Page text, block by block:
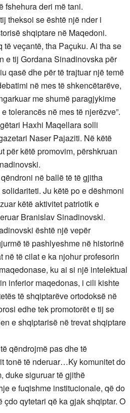
fshehura deri më tani.
theksoi se është një nder i
shqiptare në Maqedoni.
të veçantë, tha Paçuku. Ai tha se
e tij Gordana Sinadinovska për
qasë dhe për të trajtuar një temë
në mes të shkencëtarëve,
me shumë paragjykime
tolerancës në mes të njerëzve”.
Haxhi Maqellara solli
Naser Pajaziti. Në këtë
për këtë promovim, përshkruan
në ballë të të gjitha
Ju këtë po e dëshmoni
këtë aktivitet patriotik e
Branislav Sinadinovski.
është një vepër
të pashlyeshme në historinë
në të cilat e ka njohur profesorin
ku ai si një intelektual
inferior maqedonas, i cili kishte
të shqiptarëve ortodoksë në
edhe tek promotorët e tij se
e shqiptarisë në trevat shqiptare
qëndrojmë pas dhe të
tonë të nderuar…Ky komunitet do
duke siguruar të gjithë
e fuqishme institucionale, që do
qytetari që ka gjak shqiptar. O